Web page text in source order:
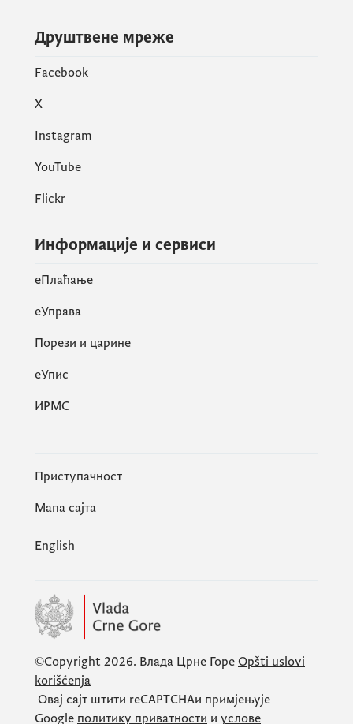
Друштвене мреже
Facebook
X
Instagram
YouTube
Flickr
Информације и сервиси
eПлаћање
еУправа
Порези и царине
eУпис
ИРМС
Приступачност
Мапа сајта
English
©Copyright 2026. Влада Црне Горе Opšti uslovi
korišćenja
Овај сајт штити reCAPTCHAи примјењује
Google политику приватности и услове